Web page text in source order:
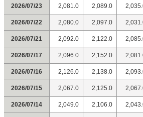
2026/07/23 2,081.0 2,089.0
2026/07/22 2,080.0 2,097.0
2026/07/21 2,092.0 2,122.0
2026/07/17 2,096.0 2,152.0
2026/07/16 2,126.0 2,138.0
2026/07/15 2,067.0 2,125.0
2026/07/14 2,049.0 2,106.0